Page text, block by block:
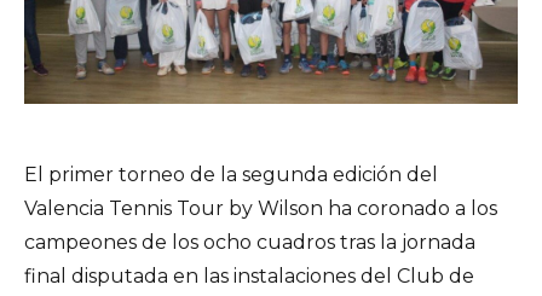
El primer torneo de la segunda edición del
Valencia Tennis Tour by Wilson ha coronado a los
campeones de los ocho cuadros tras la jornada
final disputada en las instalaciones del Club de